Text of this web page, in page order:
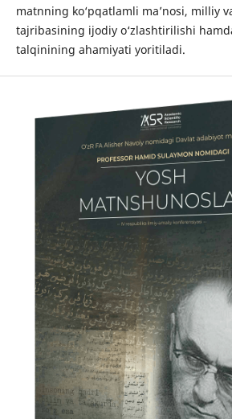
matnning ko‘pqatlamli ma’nosi, milliy
tajribasining ijodiy o‘zlashtirilishi
talqinining ahamiyati yoritiladi.